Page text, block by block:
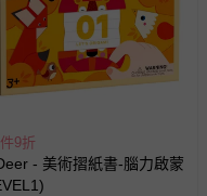
衣物、泳裝、襪子、地
與背巾、包屁衣、學習
、擠乳器、哺乳衣、托腹
上「不可拆封」，或具警
9折
- 美術摺紙書-腦力啟蒙